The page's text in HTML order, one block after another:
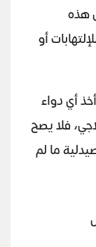
هذه
أو
أي دواء
فلا يصح
ما لم